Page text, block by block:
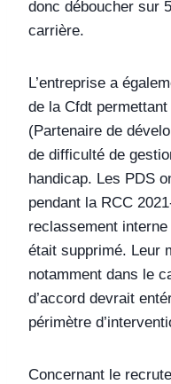
donc déboucher sur
carrière.
L’entreprise a
de la Cfdt permettant
(Partenaire de
de difficulté de
handicap. Les PDS
pendant la RCC
reclassement interne
était supprimé. Leur
notamment dans le
d’accord devrait
périmètre
Concernant le